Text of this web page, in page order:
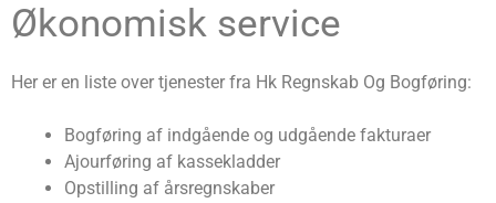
Økonomisk service
Her er en liste over tjenester fra Hk Regnskab Og Bogføring:
Bogføring af indgående og udgående fakturaer
Ajourføring af kassekladder
Opstilling af årsregnskaber